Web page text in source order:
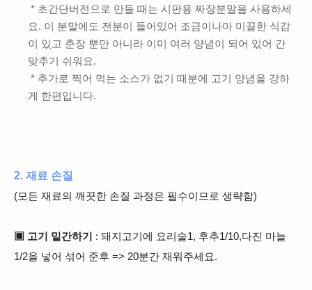
* 초간단버전으로 만들 때는 시판용 짜장분말을 사용하세
요. 이 분말에도 전분이 들어있어 조금이나마 미끌한 식감
이 있고 춘장 뿐만 아니라 이미 여러 양념이 되어 있어 간
맞추기 쉬워요.
* 추가로 찍어 먹는 소스가 없기 때분에 고기 양념을 강하
게 한편입니다.
2. 재료 손질
(모든 재료의 깨끗한 손질 과정은 필수이므로 생략함)
▣ 고기 밑간하기 : 돼지고기에 요리술1, 후추1/10,다진 마늘
1/2을 넣어 섞어 준후 => 20분간 재워주세요.